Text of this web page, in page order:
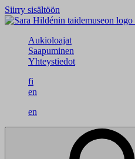
Siirry sisältöön
Aukioloajat
Saapuminen
Yhteystiedot
fi
en
en